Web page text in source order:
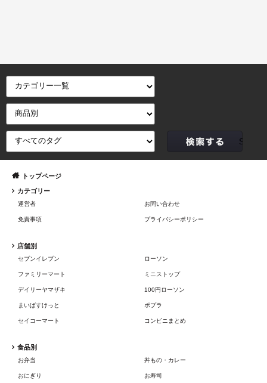
トップページ
カテゴリー
運営者 お問い合わせ
免責事項 プライバシーポリシー
店舗別
セブンイレブン ローソン
ファミリーマート ミニストップ
デイリーヤマザキ 100円ローソン
まいばすけっと ポプラ
セイコーマート コンビニまとめ
食品別
お弁当 丼もの・カレー
おにぎり お寿司